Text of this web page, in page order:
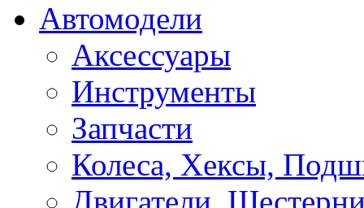
Автомодели
Аксессуары
Инструменты
Запчасти
Колеса, Хексы,